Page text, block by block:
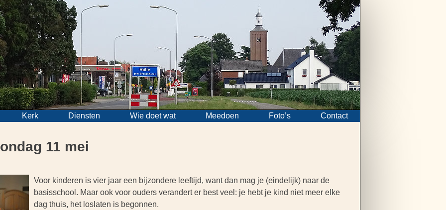
Kerk Diensten Wie doet wat Meedoen Foto’s Contact
11 mei
Voor kinderen is vier jaar een bijzondere leeftijd, want dan mag je (eindelijk) naar de
basisschool. Maar ook voor ouders verandert er best veel: je hebt je kind niet meer elke
dag thuis, het loslaten is begonnen.